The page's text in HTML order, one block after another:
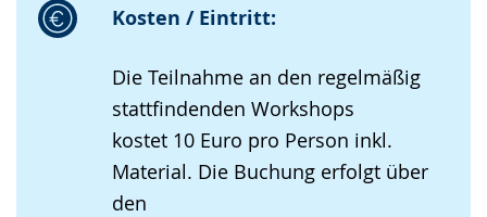
Kosten / Eintritt:
Die Teilnahme an den regelmäßig
stattfindenden Workshops
kostet 10 Euro pro Person inkl.
Material. Die Buchung erfolgt über
den